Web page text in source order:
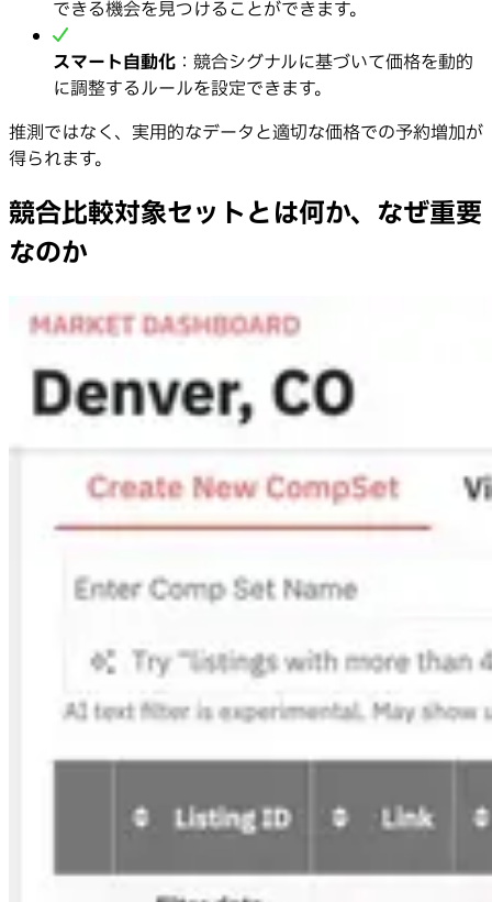
できる機会を見つけることができます。
スマート自動化 ：競合シグナルに基づいて価格を動的
に調整するルールを設定できます。
推測ではなく、実用的なデータと適切な価格での予約増加が
得られます。
競合比較対象セットとは何か、なぜ重要
なのか